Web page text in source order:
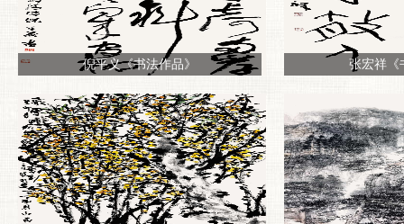
倪平义《书法作品》 张宏祥《